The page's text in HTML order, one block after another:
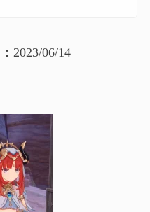
2023/06/14